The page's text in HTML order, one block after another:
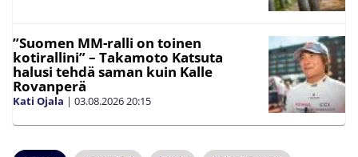
”Suomen MM-ralli on toinen
kotirallini” – Takamoto Katsuta
halusi tehdä saman kuin Kalle
Rovanperä
Kati Ojala | 03.08.202620:15